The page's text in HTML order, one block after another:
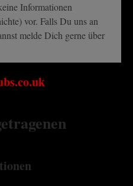
Informationen
vor. Falls Du uns an
melde Dich gerne über